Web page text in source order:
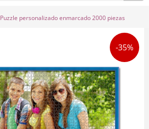
Puzzle personalizado enmarcado 2000 piezas
-35%